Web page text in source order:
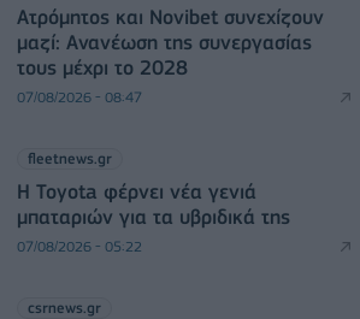
Ατρόμητος και Novibet συνεχίζουν
μαζί: Ανανέωση της συνεργασίας
τους μέχρι το 2028
07/08/2026 - 08:47
fleetnews.gr
Η Toyota φέρνει νέα γενιά
μπαταριών για τα υβριδικά της
07/08/2026 - 05:22
csrnews.gr